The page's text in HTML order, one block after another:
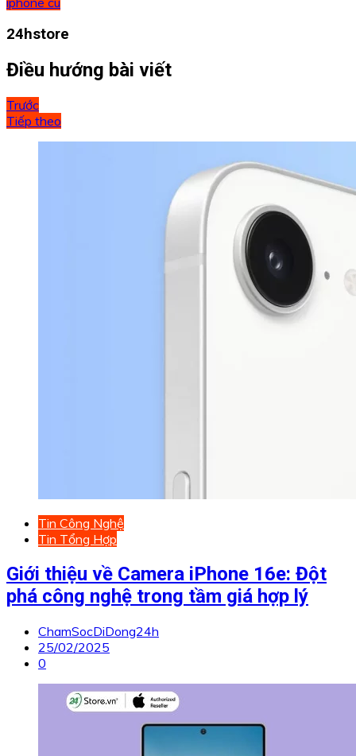
24hstore
Điều hướng bài viết
Trước
Tiếp theo
Tin Công Nghệ
Tin Tổng Hợp
Giới thiệu về Camera iPhone 16e: Đột
phá công nghệ trong tầm giá hợp lý
ChamSocDiDong24h
25/02/2025
0